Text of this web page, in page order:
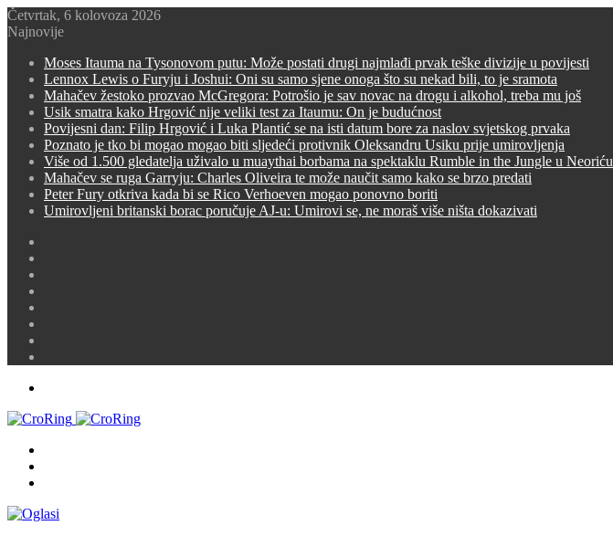
Četvrtak, 6 kolovoza 2026
Najnovije
Moses Itauma na Tysonovom putu: Može postati drugi najmlađi prvak teške divizije u povijesti
Lennox Lewis o Furyju i Joshui: Oni su samo sjene onoga što su nekad bili, to je sramota
Mahačev žestoko prozvao McGregora: Potrošio je sav novac na drogu i alkohol, treba mu još
Usik smatra kako Hrgović nije veliki test za Itaumu: On je budućnost
Povijesni dan: Filip Hrgović i Luka Plantić se na isti datum bore za naslov svjetskog prvaka
Poznato je tko bi mogao mogao biti sljedeći protivnik Oleksandru Usiku prije umirovljenja
Više od 1.500 gledatelja uživalo u muaythai borbama na spektaklu Rumble in the Jungle u Neoriću
Mahačev se ruga Garryju: Charles Oliveira te može naučit samo kako se brzo predati
Peter Fury otkriva kada bi se Rico Verhoeven mogao ponovno boriti
Umirovljeni britanski borac poručuje AJ-u: Umirovi se, ne moraš više ništa dokazivati